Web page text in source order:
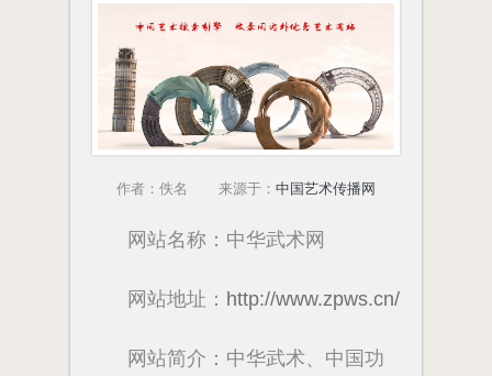
作者：佚名 来源于： 中国艺术传播网
网站名称：中华武术网
网站地址： http://www.zpws.cn/
网站简介：中华武术、中国功